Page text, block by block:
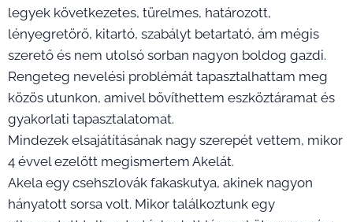
legyek következetes, türelmes, határozott,
lényegretörő, kitartó, szabályt betartató, ám mégis
szerető és nem utolsó sorban nagyon boldog gazdi.
Rengeteg nevelési problémát tapasztalhattam meg
közös utunkon, amivel bővíthettem eszköztáramat és
gyakorlati tapasztalatomat.
Mindezek elsajátításának nagy szerepét vettem, mikor
4 évvel ezelőtt megismertem Akelát.
Akela egy csehszlovák fakaskutya, akinek nagyon
hányatott sorsa volt. Mikor találkoztunk egy